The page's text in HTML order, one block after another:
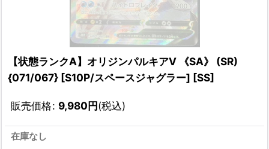
【状態ランクA】オリジンパルキアV 《SA》 (SR)
{071/067} [S10P/スペースジャグラー] [SS]
販売価格: 9,980円(税込)
在庫なし